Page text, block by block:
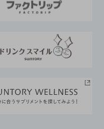
ティ経営